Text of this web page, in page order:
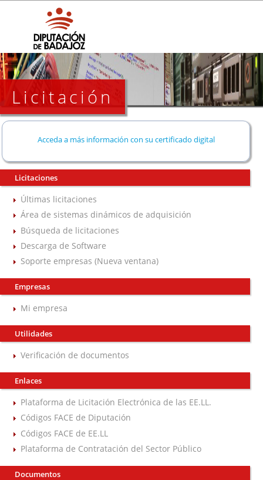
Licitación
Acceda a más información con su certificado digital
Licitaciones
Últimas licitaciones
Área de sistemas dinámicos de adquisición
Búsqueda de licitaciones
Descarga de Software
Soporte empresas (Nueva ventana)
Empresas
Mi empresa
Utilidades
Verificación de documentos
Enlaces
Plataforma de Licitación Electrónica de las EE.LL.
Códigos FACE de Diputación
Códigos FACE de EE.LL
Plataforma de Contratación del Sector Público
Documentos